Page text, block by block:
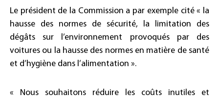
Le président de la Commission a par exemple cité « la
hausse des normes de sécurité, la limitation des
dégâts sur l’environnement provoqués par des
voitures ou la hausse des normes en matière de santé
et d’hygiène dans l’alimentation ».
« Nous souhaitons réduire les coûts inutiles et